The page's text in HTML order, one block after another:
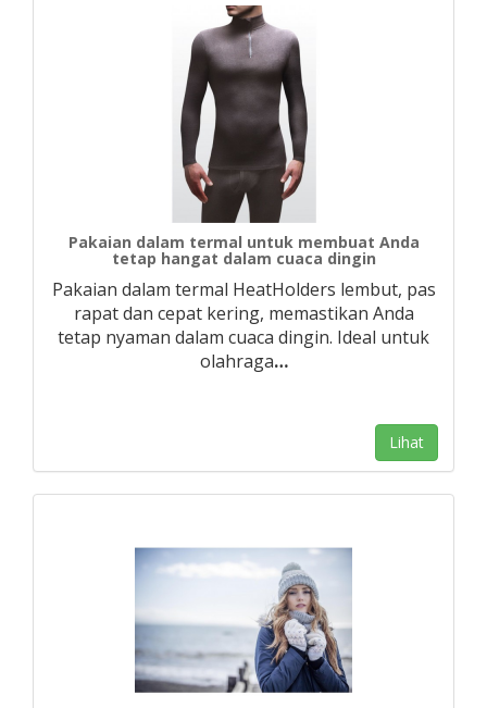
Pakaian dalam termal untuk membuat Anda
tetap hangat dalam cuaca dingin
Pakaian dalam termal HeatHolders lembut, pas
rapat dan cepat kering, memastikan Anda
tetap nyaman dalam cuaca dingin. Ideal untuk
olahraga…
Lihat